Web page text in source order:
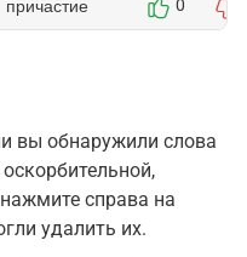
причастие 0
вы обнаружили слова
справа на
удалить их.